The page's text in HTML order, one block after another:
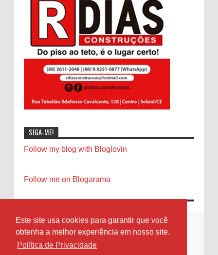
Este site usa cookies para garantir que você
obtenha a melhor experiência em nosso site.
Política de Privacidade
SIGA-ME!
Follow my blog with Bloglovin
Follow me on Blogarama